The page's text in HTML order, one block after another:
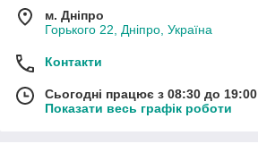
м. Дніпро
Горького 22, Дніпро, Україна
Контакти
Сьогодні працює з 08:30 до 19:00
Показати весь графік роботи